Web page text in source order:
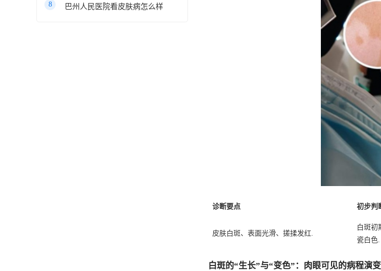
8 巴州人民医院看皮肤病怎么样
诊断要点 初步判
皮肤白斑、表面光滑、搓揉发红.
白斑初
瓷白色.
白斑的“生长”与“变色”：肉眼可见的病程演变